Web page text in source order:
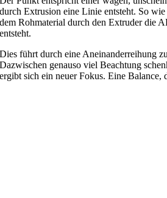
durch Extrusion eine Linie entsteht. So wie
dem Rohmaterialdurch den Extruder die
entsteht.
Dies führt durch eine Aneinanderreihung
Dazwischen genauso viel Beachtung
ergibt sich ein neuer Fokus.Eine Balance,